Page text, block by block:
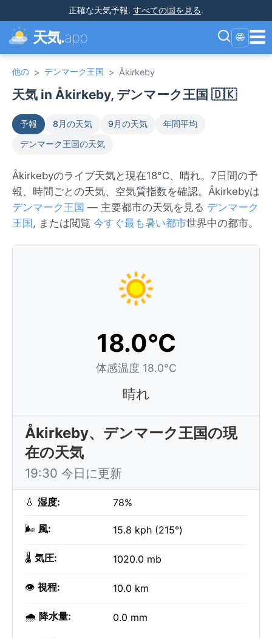
正確な天気予報. すべての国を見る.
天気.app 🌐 ☰
他の > デンマーク王国 > Åkirkeby
天気 in Åkirkeby, デンマーク王国 🇩🇰
予報 8月の天気 9月の天気
年間平均
デンマーク王国の天気
Åkirkebyのライブ天気と現在18°C、晴れ。7日間の予
報、時間ごとの天気、空気質指数を確認。Åkirkebyは
デンマーク王国 — 主要都市の天気を見る デンマーク
王国 , または閲覧 今すぐ最も暑い都市世界中の都市。
18.0°C
体感温度 18.0°C
晴れ
Åkirkeby、デンマーク王国の現
在の天気
19:30 今日に更新
💧 湿度: 78%
🌬️ 風: 15.8 kph (215°)
🌡️ 気圧: 1020.0 mb
👁️ 視程: 10.0 km
🌧️ 降水量: 0.0 mm